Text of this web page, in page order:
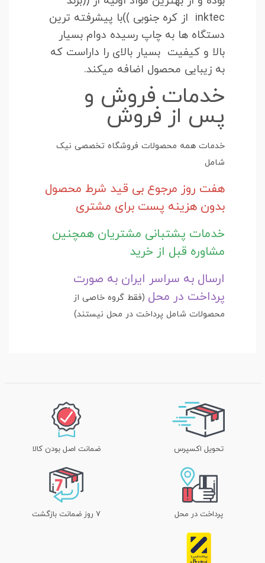
inktec از کره جنوبی ))با پیشرفته ترین
دستگاه ها به چاپ رسیده دوام بسیار
بالا و کیفیت بسیار بالای را داراست که
به زیبایی محصول اضافه میکند.
خدمات فروش و
پس از فروش
خدمات همه محصولات فروشگاه تخصصی نیک
شامل
هفت روز مرجوع بی قید شرط محصول
بدون هزینه پست برای مشتری
خدمات پشتبانی مشتریان همچنین
مشاوره قبل از خرید
ارسال به سراسر ایران به صورت
پرداخت در محل (فقط گروه خاصی از
محصولات شامل پرداخت در محل نیستند)
تحویل اکسپرس ضمانت اصل بودن کالا
پرداخت در محل ۷ روز ضمانت بازگشت